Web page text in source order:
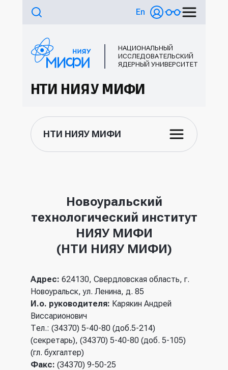
En
НАЦИОНАЛЬНЫЙ
ИССЛЕДОВАТЕЛЬСКИЙ
ЯДЕРНЫЙ УНИВЕРСИТЕТ
НТИ НИЯУ МИФИ
Новоуральский
технологический институт
НИЯУ МИФИ
(НТИ НИЯУ МИФИ)
Адрес: 624130, Свердловская область, г.
Новоуральск, ул. Ленина, д. 85
И.о. руководителя: Карякин Андрей
Виссарионович
Тел.: (34370) 5-40-80 (доб.5-214)
(секретарь), (34370) 5-40-80 (доб. 5-105)
(гл. бухгалтер)
Факс: (34370) 9-50-25
НТИ НИЯУ МИФИ